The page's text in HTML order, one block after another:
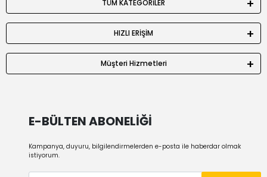
TÜM KATEGORİLER
HIZLI ERİŞİM
Müşteri Hizmetleri
E-BÜLTEN ABONELİĞİ
Kampanya, duyuru, bilgilendirmelerden e-posta ile haberdar olmak
istiyorum.